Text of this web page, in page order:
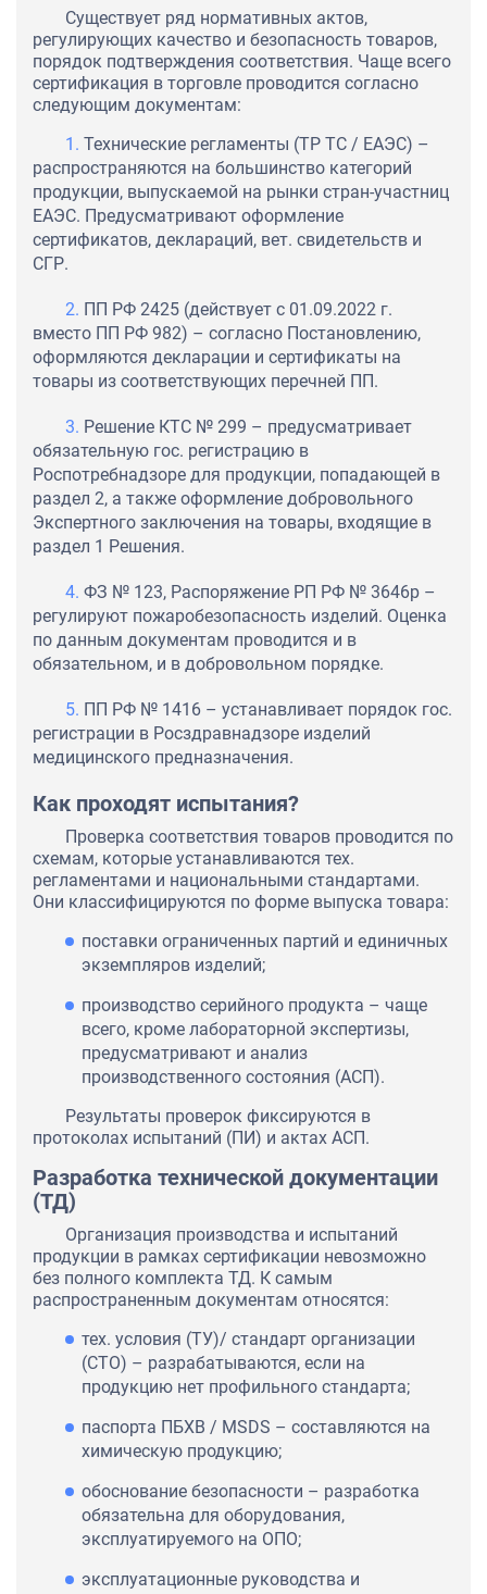
Существует ряд нормативных актов,
регулирующих качество и безопасность товаров,
порядок подтверждения соответствия. Чаще всего
сертификация в торговле проводится согласно
следующим документам:
Технические регламенты (ТР ТС / ЕАЭС) –
распространяются на большинство категорий
продукции, выпускаемой на рынки стран-участниц
ЕАЭС. Предусматривают оформление
сертификатов, деклараций, вет. свидетельств и
СГР.
ПП РФ 2425 (действует с 01.09.2022 г.
вместо ПП РФ 982) – согласно Постановлению,
оформляются декларации и сертификаты на
товары из соответствующих перечней ПП.
Решение КТС № 299 – предусматривает
обязательную гос. регистрацию в
Роспотребнадзоре для продукции, попадающей в
раздел 2, а также оформление добровольного
Экспертного заключения на товары, входящие в
раздел 1 Решения.
ФЗ № 123, Распоряжение РП РФ № 3646р –
регулируют пожаробезопасность изделий. Оценка
по данным документам проводится и в
обязательном, и в добровольном порядке.
ПП РФ № 1416 – устанавливает порядок гос.
регистрации в Росздравнадзоре изделий
медицинского предназначения.
Как проходят испытания?
Проверка соответствия товаров проводится по
схемам, которые устанавливаются тех.
регламентами и национальными стандартами.
Они классифицируются по форме выпуска товара:
поставки ограниченных партий и единичных
экземпляров изделий;
производство серийного продукта – чаще
всего, кроме лабораторной экспертизы,
предусматривают и анализ
производственного состояния (АСП).
Результаты проверок фиксируются в
протоколах испытаний (ПИ) и актах АСП.
Разработка технической документации
(ТД)
Организация производства и испытаний
продукции в рамках сертификации невозможно
без полного комплекта ТД. К самым
распространенным документам относятся:
тех. условия (ТУ)/ стандарт организации
(СТО) – разрабатываются, если на
продукцию нет профильного стандарта;
паспорта ПБХВ / MSDS – составляются на
химическую продукцию;
обоснование безопасности – разработка
обязательна для оборудования,
эксплуатируемого на ОПО;
эксплуатационные руководства и